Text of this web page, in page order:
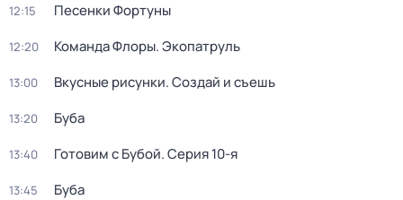
12:15 Песенки Фортуны
12:20 Команда Флоры. Экопатруль
13:00 Вкусные рисунки. Создай и съешь
13:20 Буба
13:40 Готовим с Бубой. Серия 10-я
13:45 Буба